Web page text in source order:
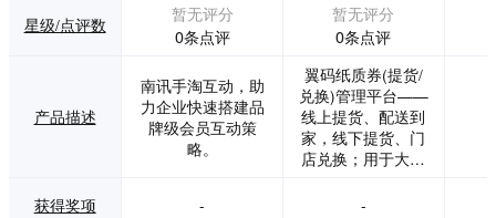
星级/点评数
暂无评分
0条点评
暂无评分
0条点评
产品描述
南讯手淘互动，助
力企业快速搭建品
牌级会员互动策
略。
翼码纸质券(提货/
兑换)管理平台——
线上提货、配送到
家，线下提货、门
店兑换；用于大闸
获得奖项 - -